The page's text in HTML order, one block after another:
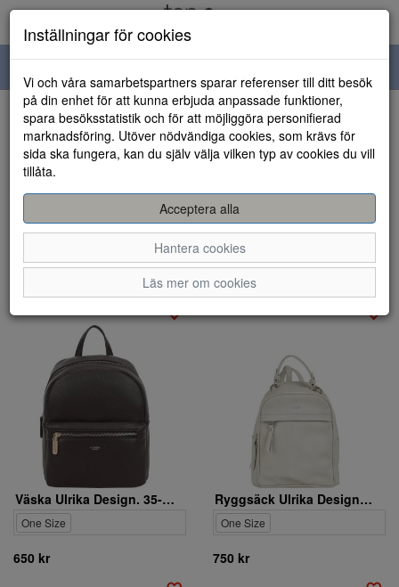
navigation
Visa filter
Väskor - Ryggsäckar (47
artiklar)
Väska Ulrika Design. 35-3435-9
One Size
650 kr
Ryggsäck Ulrika Design. 35-2235-2
One Size
750 kr
Inställningar för cookies
Vi och våra samarbetspartners sparar referenser till ditt besök
på din enhet för att kunna erbjuda anpassade funktioner,
spara besöksstatistik och för att möjliggöra personifierad
marknadsföring. Utöver nödvändiga cookies, som krävs för
sida ska fungera, kan du själv välja vilken typ av cookies du vill
tillåta.
Acceptera alla
Hantera cookies
Läs mer om cookies